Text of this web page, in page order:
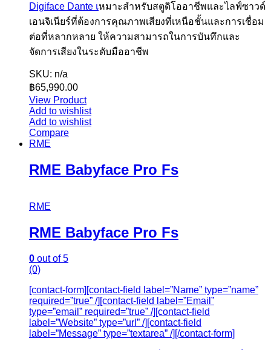
Digiface Dante เหมาะสำหรับสตูดิโออาชีพและไลฟ์ซาวด์
เอนจิเนียร์ที่ต้องการคุณภาพเสียงที่เหนือชั้นและการเชื่อม
ต่อที่หลากหลาย ให้ความสามารถในการบันทึกและ
จัดการเสียงในระดับมืออาชีพ
SKU: n/a
฿65,990.00
View Product
Add to wishlist
Add to wishlist
Compare
RME
RME Babyface Pro Fs
RME
RME Babyface Pro Fs
0 out of 5
(0)
[contact-form][contact-field label=”Name” type=”name”
required=”true” /][contact-field label=”Email”
type=”email” required=”true” /][contact-field
label=”Website” type=”url” /][contact-field
label=”Message” type=”textarea” /][/contact-form]